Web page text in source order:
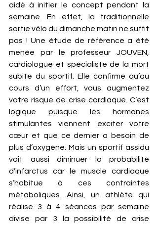
aidé à initier le concept pendant la
semaine. En effet, la traditionnelle
sortie vélo du dimanche matin ne suffit
pas ! Une étude de référence a été
menée par le professeur JOUVEN,
cardiologue et spécialiste de la mort
subite du sportif. Elle confirme qu’au
cours d’un effort, vous augmentez
votre risque de crise cardiaque. C’est
logique puisque les hormones
stimulantes viennent exciter votre
cœur et que ce dernier a besoin de
plus d’oxygène. Mais un sportif assidu
voit aussi diminuer la probabilité
d’infarctus car le muscle cardiaque
s’habitue à ces contraintes
métaboliques. Ainsi, un athlète qui
réalise 3 à 4 séances par semaine
divise par 3 la possibilité de crise